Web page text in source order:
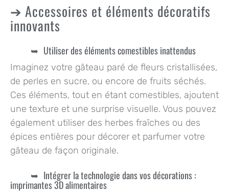
Accessoires et éléments décoratifs
innovants
Utiliser des éléments comestibles inattendus
Imaginez votre gâteau paré de fleurs cristallisées,
de perles en sucre, ou encore de fruits séchés.
Ces éléments, tout en étant comestibles, ajoutent
une texture et une surprise visuelle. Vous pouvez
également utiliser des herbes fraîches ou des
épices entières pour décorer et parfumer votre
gâteau de façon originale.
Intégrer la technologie dans vos décorations :
imprimantes 3D alimentaires